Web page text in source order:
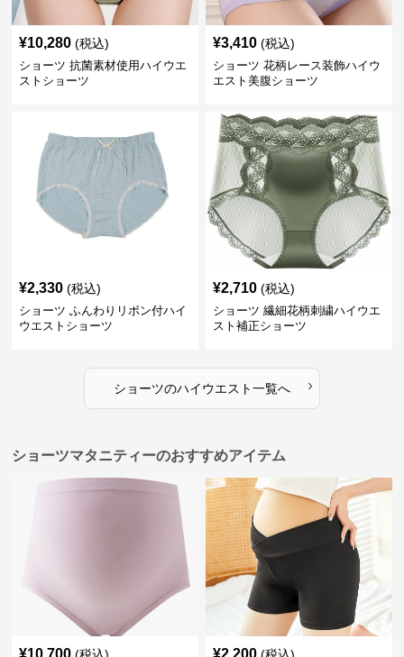
¥10,280 (税込)
ショーツ 抗菌素材使用ハイウエ
ストショーツ
¥3,410 (税込)
ショーツ 花柄レース装飾ハイウ
エスト美腹ショーツ
¥2,330 (税込)
ショーツ ふんわりリボン付ハイ
ウエストショーツ
¥2,710 (税込)
ショーツ 繊細花柄刺繍ハイウエ
スト補正ショーツ
ショーツのハイウエスト一覧へ ›
ショーツマタニティーのおすすめアイテム
¥10,700 ¥2,200